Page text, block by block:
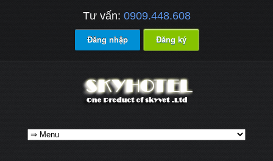
Tư vấn: 0909.448.608
Đăng nhập Đăng ký